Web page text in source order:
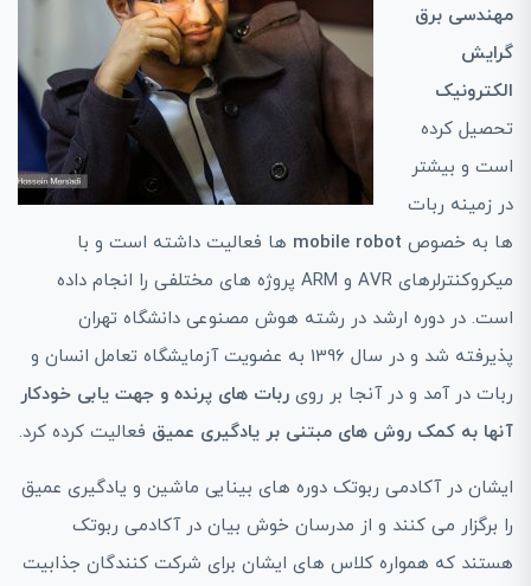
مهندسی برق
گرایش
الکترونیک
تحصیل کرده
است و بیشتر
در زمینه ربات
ها به خصوص
ها فعالیت داشته است و با
میکروکنترلرهای AVR و ARM پروژه های مختلفی را انجام داده
است. در دوره ارشد در رشته هوش مصنوعی دانشگاه تهران
پذیرفته شد و در سال 1396 به عضویت آزمایشگاه تعامل انسان و
ربات در آمد و در آنجا بر روی ربات های پرنده و جهت یابی خودکار
آنها به کمک روش های مبتنی بر یادگیری عمیق فعالیت کرده کرد.
ایشان در آکادمی ربوتک دوره های بینایی ماشین و یادگیری عمیق
را برگزار می کنند و از مدرسان خوش بیان در آکادمی ربوتک
هستند که همواره کلاس های ایشان برای شرکت کنندگان جذابیت